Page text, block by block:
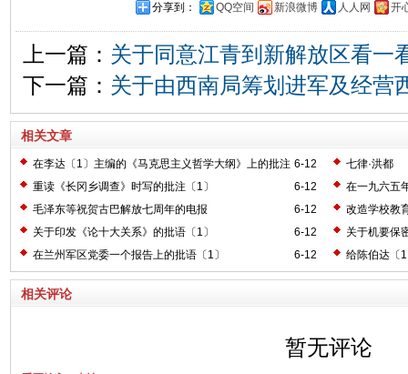
分享到： QQ空间 新浪微博 人人网 开
上一篇： 关于同意江青到新解放区看一
下一篇： 关于由西南局筹划进军及经营
相关文章
6-12
在李达〔1〕主编的《马克思主义哲学大纲》上的批注
〔2〕
七律·洪都
6-12
重读《长冈乡调查》时写的批注〔1〕
在一九六五
6-12
毛泽东等祝贺古巴解放七周年的电报
改造学校教
6-12
关于印发《论十大关系》的批语〔1〕
关于机要保
6-12
在兰州军区党委一个报告上的批语〔1〕 给陈伯达〔
相关评论
暂无评论